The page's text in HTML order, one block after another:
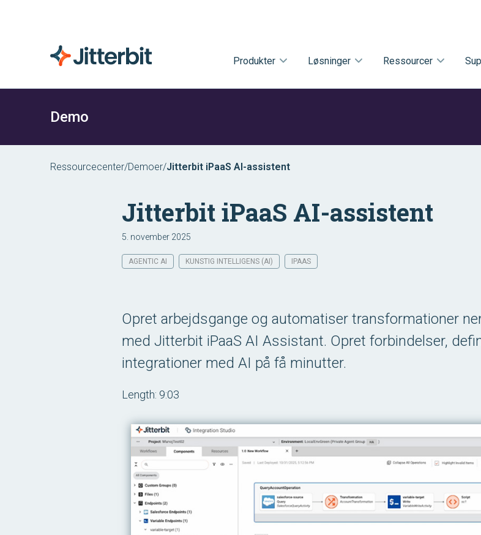
Produkter Løsninger Ressourcer
Demo
Ressourcecenter/Demoer/Jitterbit iPaaS AI-assistent
Jitterbit iPaaS AI-assistent
5. november 2025
AGENTIC AI KUNSTIG INTELLIGENS (AI) IPAAS
Opret arbejdsgange og automatiser transformationer
med Jitterbit iPaaS AI Assistant. Opret forbindelser,
integrationer med AI på få minutter.
Length: 9:03